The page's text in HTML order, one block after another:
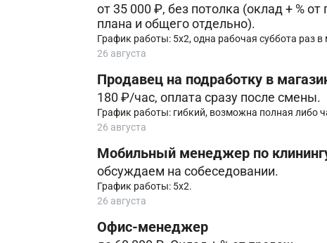
от 35 000 ₽, без потолка (оклад + %
плана и общего отдельно).
График работы: 5х2, одна рабочая суббота раз
26 августа
Прoдaвец на подработку в
180 ₽/час, оплата cрaзу послe cмeны.
График работы: гибкий, возможна полная либо
26 августа
Мобильный менеджер по
обсуждаем на собеседовании.
График работы: 5х2.
26 августа
Офис-менеджер